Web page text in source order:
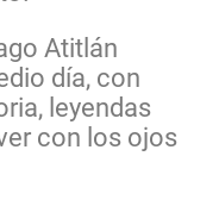
Atitlán
día, con
leyendas
con los ojos